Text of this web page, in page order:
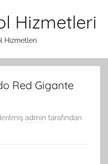
Hizmetleri
Hizmetleri
Red Gigante
admin tarafından